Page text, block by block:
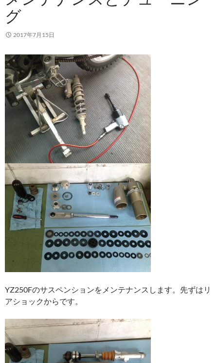
グ
2017年7月15日
YZ250Fのサスペンションをメンテナンスします。先ずはリ
アショックからです。